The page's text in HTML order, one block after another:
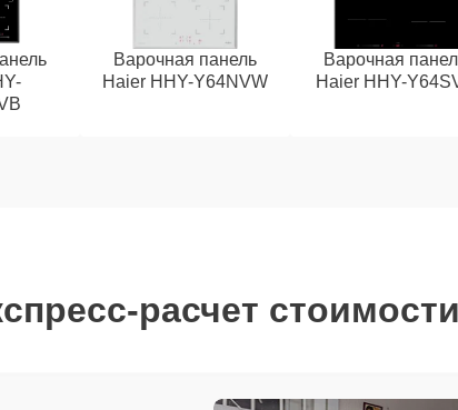
Варочная панель
Haier HHY-Y64NVW
Варочная
Haier HHY-
расчет